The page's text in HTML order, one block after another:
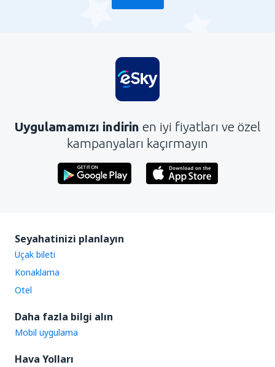
Uygulamamızı indirin en iyi fiyatları ve özel
kampanyaları kaçırmayın
Seyahatinizi planlayın
Uçak bileti
Konaklama
Otel
Daha fazla bilgi alın
Mobil uygulama
Hava Yolları